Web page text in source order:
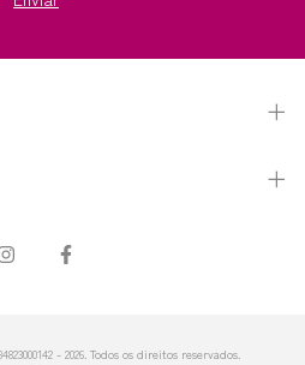
- 2026. Todos os direitos reservados.